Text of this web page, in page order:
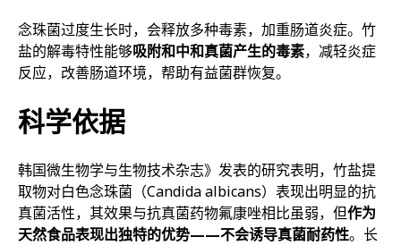
念珠菌过度生长时，会释放多种毒素，加重肠道炎症。竹
盐的解毒特性能够吸附和中和真菌产生的毒素，减轻炎症
反应，改善肠道环境，帮助有益菌群恢复。
科学依据
韩国微生物学与生物技术杂志》发表的研究表明，竹盐提
取物对白色念珠菌（Candida albicans）表现出明显的抗
真菌活性，其效果与抗真菌药物氟康唑相比虽弱，但作为
天然食品表现出独特的优势——不会诱导真菌耐药性。长